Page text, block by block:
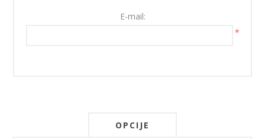
E-mail:
*
OPCIJE